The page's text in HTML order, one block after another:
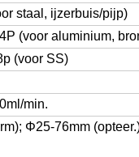
staal, ijzerbuis/pijp)
(voor aluminium,
(voor SS)
min.
Φ25-76mm